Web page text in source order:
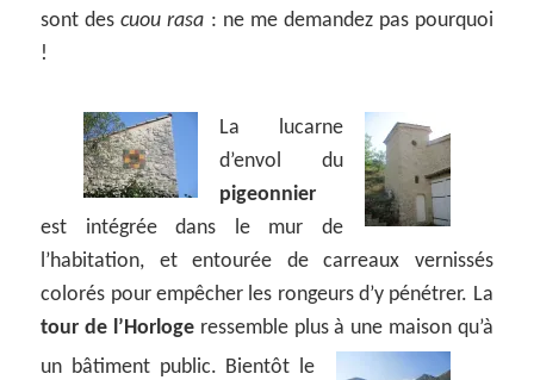
sont descuou rasa : ne me demandez pas pourquoi
!
La lucarne
d’envol du
pigeonnier
est intégrée dans le mur de
l’habitation, et entourée de carreaux vernissés
colorés pour empêcher les rongeurs d’y pénétrer. La
tour de l’Horlogeressemble plus à une maison qu’à
un bâtiment public. Bientôt le